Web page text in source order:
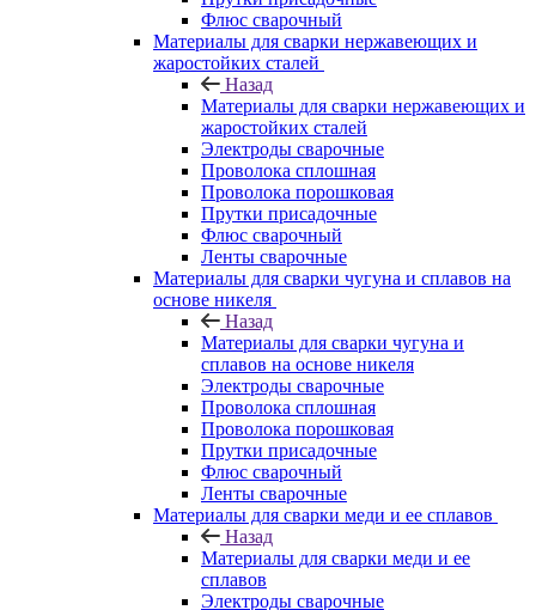
Флюс сварочный
Материалы для сварки нержавеющих и
жаростойких сталей
Назад
Материалы для сварки нержавеющих и
жаростойких сталей
Электроды сварочные
Проволока сплошная
Проволока порошковая
Прутки присадочные
Флюс сварочный
Ленты сварочные
Материалы для сварки чугуна и сплавов на
основе никеля
Назад
Материалы для сварки чугуна и
сплавов на основе никеля
Электроды сварочные
Проволока сплошная
Проволока порошковая
Прутки присадочные
Флюс сварочный
Ленты сварочные
Материалы для сварки меди и ее сплавов
Назад
Материалы для сварки меди и ее
сплавов
Электроды сварочные